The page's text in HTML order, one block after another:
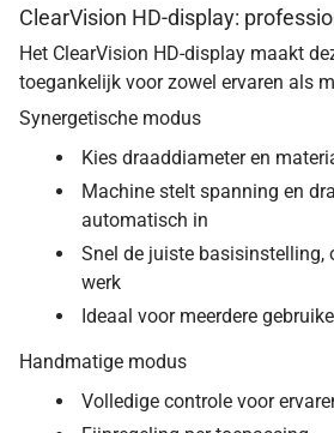
ClearVision HD-display:
Het ClearVision HD-display maakt
toegankelijk voor zowel ervaren als
Synergetische modus
Kies draaddiameter en
Machine stelt spanning en
automatisch in
Snel de juiste basisinstelling,
werk
Ideaal voor meerdere
Handmatige modus
Volledige controle voor